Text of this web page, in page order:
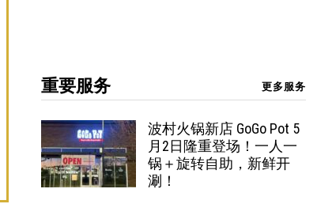
重要服务 更多服务
波村火锅新店 GoGo Pot 5
月2日隆重登场！一人一
锅＋旋转自助，新鲜开
涮！